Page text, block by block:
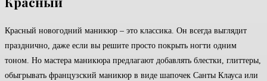
Красный новогодний маникюр – это классика. Он всегда выглядит
празднично, даже если вы решите просто покрыть ногти одним
тоном. Но мастера маникюра предлагают добавлять блестки, глиттеры,
обыгрывать французский маникюр в виде шапочек Санты Клауса или